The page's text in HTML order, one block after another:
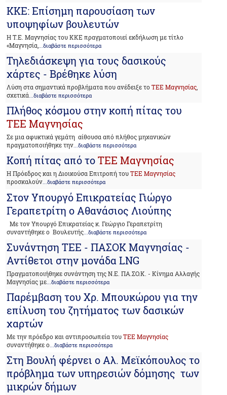
ΚΚΕ: Επίσημη παρουσίαση των
υποψηφίων βουλευτών
Η Τ.Ε. Μαγνησίας του ΚΚΕ πραγματοποιεί εκδήλωση με τίτλο
«Μαγνησία,
...διαβάστε περισσότερα
Τηλεδιάσκεψη για τους δασικούς
χάρτες - Βρέθηκε λύση
Λύση στα σημαντικά προβλήματα που ανέδειξε τοΤΕΕ Μαγνησίας
σχετικά...διαβάστε περισσότερα
Πλήθος κόσμου στην κοπή πίτας του
ΤΕΕ Μαγνησίας
Σε μια αφυκτικά γεμάτη αίθουσα από πλήθος μηχανικών
πραγματοποιήθηκε την...διαβάστε περισσότερα
Κοπή πίτας από τοΤΕΕ Μαγνησίας
Η Πρόεδρος και η Διοικούσα Επιτροπή τουΤΕΕ Μαγνησίας
προσκαλούν...διαβάστε περισσότερα
Στον Υπουργό Επικρατείας Γιώργο
Γεραπετρίτη ο Αθανάσιος Λιούπης
Με τον Υπουργό Επικρατείας κ. Γεώργιο Γεραπετρίτη
συναντήθηκε ο Βουλευτής ...διαβάστε περισσότερα
Συνάντηση ΤΕΕ - ΠΑΣΟΚ Μαγνησίας -
Αντίθετοι στην μονάδα LNG
Πραγματοποιήθηκε συνάντηση της Ν.Ε. ΠΑ.ΣΟ.Κ. - Κίνημα Αλλαγής
Μαγνησίας με...διαβάστε περισσότερα
Παρέμβαση του Χρ. Μπουκώρου για την
επίλυση του ζητήματος των δασικών
χαρτών
Με την πρόεδρο και αντιπροσωπεία τουΤΕΕ Μαγνησίας
συναντήθηκε ο...διαβάστε περισσότερα
Στη Βουλή φέρνει ο Αλ. Μεϊκόπουλος το
πρόβλημα των υπηρεσιών δόμησης των
μικρών δήμων